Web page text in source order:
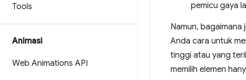
Tools
Animasi
Web Animations API
pemicu gaya
Namun, bagaimana
Anda cara untuk
tinggi atau yang
memilih elemen